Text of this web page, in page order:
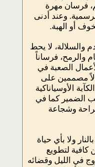
فرسان مهرة
وعند أدنى
أو الهبة.
والسلالة، لا يحط
والرمح، فرساناً
الصعبة في
مصممين على
الأوسياناكية
الضمير كما في
وشجاعة
ولا بأي حياة
كافية لتطويع
في الليل وقضائه